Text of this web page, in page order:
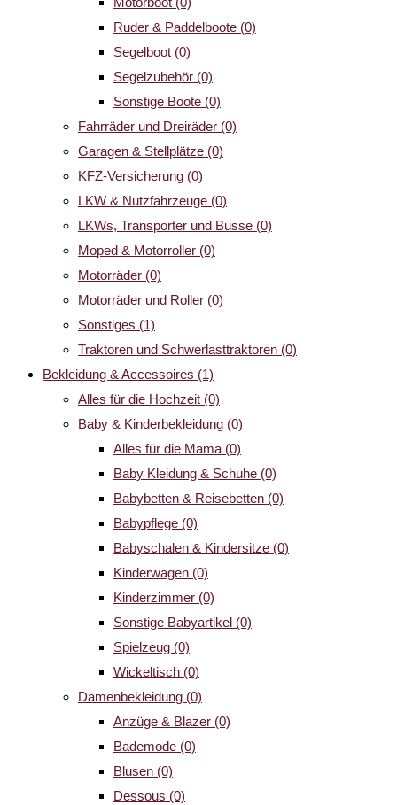
Ruder & Paddelboote (0)
Segelboot (0)
Segelzubehör (0)
Sonstige Boote (0)
Fahrräder und Dreiräder (0)
Garagen & Stellplätze (0)
KFZ-Versicherung (0)
LKW & Nutzfahrzeuge (0)
LKWs, Transporter und Busse (0)
Moped & Motorroller (0)
Motorräder (0)
Motorräder und Roller (0)
Sonstiges (1)
Traktoren und Schwerlasttraktoren (0)
Bekleidung & Accessoires (1)
Alles für die Hochzeit (0)
Baby & Kinderbekleidung (0)
Alles für die Mama (0)
Baby Kleidung & Schuhe (0)
Babybetten & Reisebetten (0)
Babypflege (0)
Babyschalen & Kindersitze (0)
Kinderwagen (0)
Kinderzimmer (0)
Sonstige Babyartikel (0)
Spielzeug (0)
Wickeltisch (0)
Damenbekleidung (0)
Anzüge & Blazer (0)
Bademode (0)
Blusen (0)
Dessous (0)